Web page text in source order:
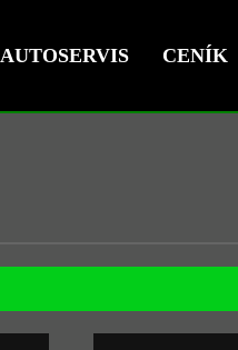
AUTOSERVIS CENÍK